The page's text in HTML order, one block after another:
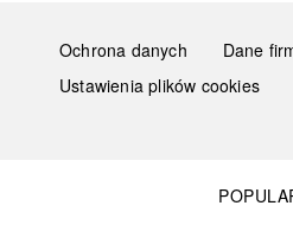
Ochrona danych Dane
Ustawienia plików cookies